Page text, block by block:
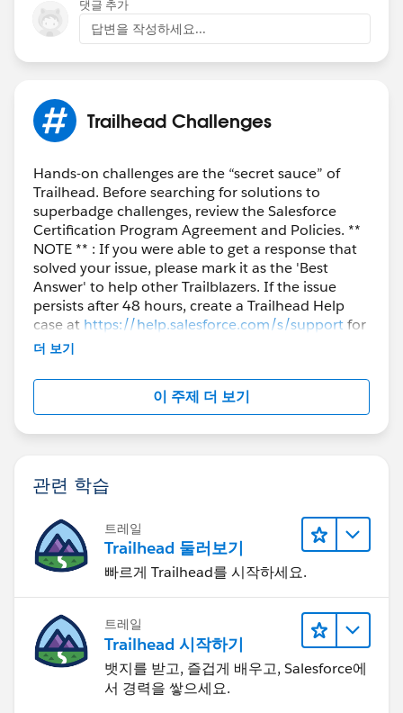
댓글 추가
답변을 작성하세요...
Trailhead Challenges
Hands-on challenges are the “secret sauce” of
Trailhead. Before searching for solutions to
superbadge challenges, review the Salesforce
Certification Program Agreement and Policies. **
NOTE ** : If you were able to get a response that
solved your issue, please mark it as the 'Best
Answer' to help other Trailblazers. If the issue
persists after 48 hours, create a Trailhead Help
case at https://help.salesforce.com/s/supportfor
further assistance.
더 보기
이 주제 더 보기
관련 학습
트레일
Trailhead 둘러보기
빠르게 Trailhead를 시작하세요.
트레일
Trailhead 시작하기
뱃지를 받고, 즐겁게 배우고, Salesforce에
서 경력을 쌓으세요.